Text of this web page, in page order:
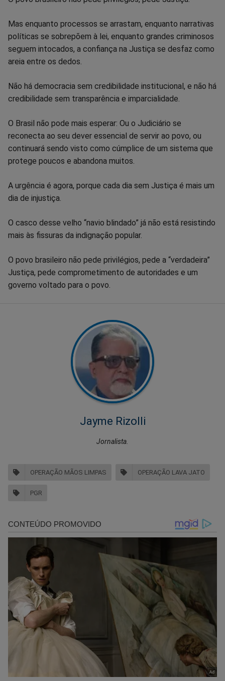
Mas enquanto processos se arrastam, enquanto narrativas
políticas se sobrepõem à lei, enquanto grandes criminosos
seguem intocados, a confiança na Justiça se desfaz como
areia entre os dedos.
Não há democracia sem credibilidade institucional, e não há
credibilidade sem transparência e imparcialidade.
O Brasil não pode mais esperar: Ou o Judiciário se
reconecta ao seu dever essencial de servir ao povo, ou
continuará sendo visto como cúmplice de um sistema que
protege poucos e abandona muitos.
A urgência é agora, porque cada dia sem Justiça é mais um
dia de injustiça.
O casco desse velho “navio blindado” já não está resistindo
mais às fissuras da indignação popular.
O povo brasileiro não pede privilégios, pede a “verdadeira”
Justiça, pede comprometimento de autoridades e um
governo voltado para o povo.
Jayme Rizolli
Jornalista.
OPERAÇÃO MÃOS LIMPAS OPERAÇÃO LAVA JATO
PGR